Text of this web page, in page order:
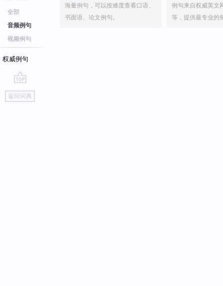
全部
音频例句
视频例句
权威例句
go
top
返回词典
海量例句，可以按难度查看口语、
书面语、论文例句。
例句来自权威英文
等，提供最专业的